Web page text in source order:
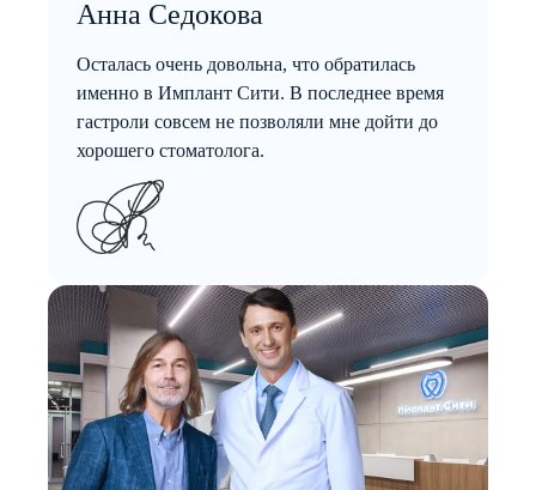
Анна Седокова
Осталась очень довольна, что обратилась
именно в Имплант Сити. В последнее время
гастроли совсем не позволяли мне дойти до
хорошего стоматолога.